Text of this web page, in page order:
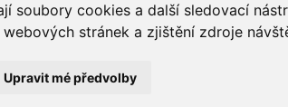
soubory cookies a další sledovací
stránek a zjištění zdroje
Upravit mé předvolby
školy Po vyučování